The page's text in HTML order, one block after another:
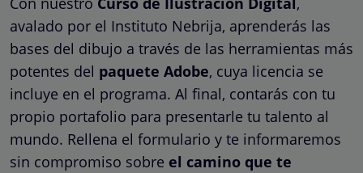
avalado por el Instituto Nebrija, aprenderás las
bases del dibujo a través de las herramientas más
potentes del paquete Adobe, cuya licencia se
incluye en el programa. Al final, contarás con tu
propio portafolio para presentarle tu talento al
mundo. Rellena el formulario y te informaremos
sin compromiso sobre el camino que te